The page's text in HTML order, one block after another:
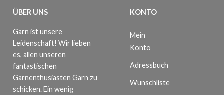
ÜBER UNS
Garn ist unsere
Leidenschaft! Wir lieben
es, allen unseren
fantastischen
Garnenthusiasten Garn zu
schicken. Ein wenig
KONTO
Mein
Konto
Adressbuch
Wunschliste